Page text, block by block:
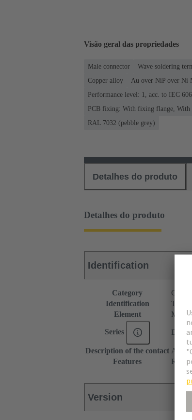
Visão geral das propriedades
Male connector Wave soldering
Copper alloy
Au over NiP over Ni
Performance level: 1, acc. to IEC
PCB fixing: With fixing flange, With
RAL 7032 (pebble grey)
Detalhes do produto
Detalhes do produto
Identification
Category
Identification
Type M
Element
Male
Series DIN
Description of the contact
Features
Rated
Version